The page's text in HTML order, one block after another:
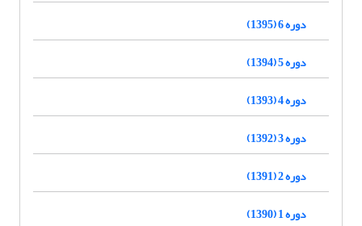
دوره 6 (1395)
دوره 5 (1394)
دوره 4 (1393)
دوره 3 (1392)
دوره 2 (1391)
دوره 1 (1390)